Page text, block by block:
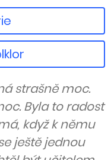
strašně moc.
Byla to radost
když k němu
ještě jednou